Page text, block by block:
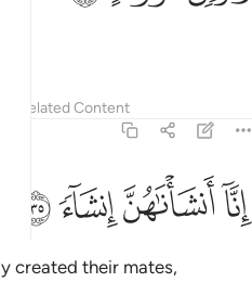
Related Content
انا انشاناهن انشاء ٣٥
إِنَّآ أَنشَأْنَـٰهُنَّ إِنشَآءًۭ ٣٥
ﲑﲒﲓﲔ
created their mates,